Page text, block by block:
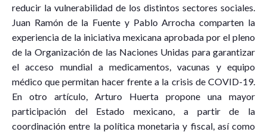
reducir la vulnerabilidad de los distintos sectores sociales.
Juan Ramón de la Fuente y Pablo Arrocha comparten la
experiencia de la iniciativa mexicana aprobada por el pleno
de la Organización de las Naciones Unidas para garantizar
el acceso mundial a medicamentos, vacunas y equipo
médico que permitan hacer frente a la crisis de COVID-19.
En otro artículo, Arturo Huerta propone una mayor
participación del Estado mexicano, a partir de la
coordinación entre la política monetaria y fiscal, así como